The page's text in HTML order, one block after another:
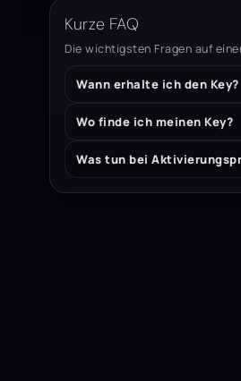
Kurze FAQ
Die wichtigsten Fragen auf
Wann erhalte ich den Key?
Wo finde ich meinen Key?
Was tun bei